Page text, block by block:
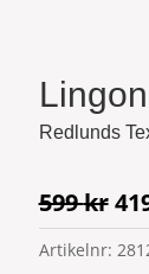
Redlunds
599kr
Artikelnr: